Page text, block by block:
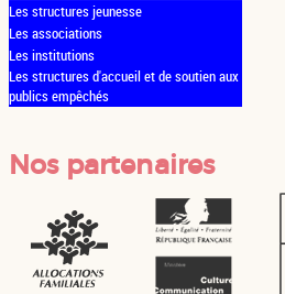
Les structures jeunesse
Les associations
Les institutions
Les structures d'accueil et de soutien aux
publics empêchés
Nos partenaires